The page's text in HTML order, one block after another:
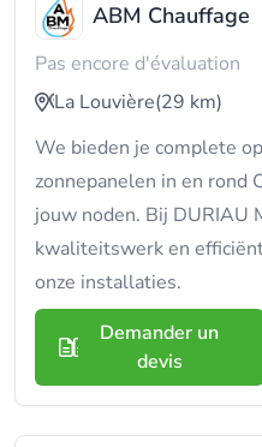
ABM Chauffage
Pas encore d'évaluation
La Louvière(29 km)
We bieden je complete
zonnepanelen in en rond
jouw noden. Bij DURIAU
kwaliteitswerk en
onze installaties.
Demander un
devis